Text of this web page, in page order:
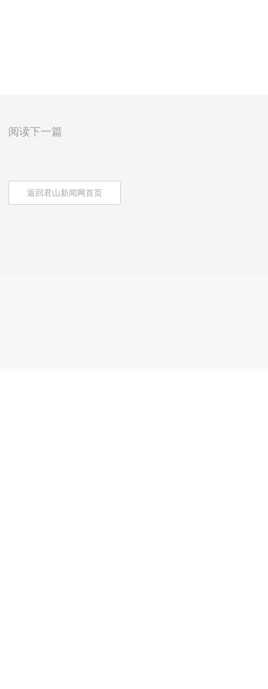
阅读下一篇
返回君山新闻网首页